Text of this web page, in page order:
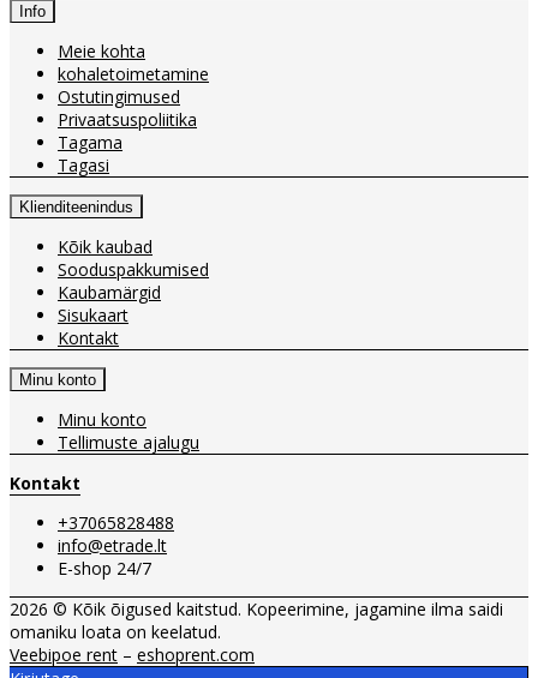
Info
Meie kohta
kohaletoimetamine
Ostutingimused
Privaatsuspoliitika
Tagama
Tagasi
Klienditeenindus
Kõik kaubad
Sooduspakkumised
Kaubamärgid
Sisukaart
Kontakt
Minu konto
Minu konto
Tellimuste ajalugu
Kontakt
+37065828488
info@etrade.lt
E-shop 24/7
2026 © Kõik õigused kaitstud. Kopeerimine, jagamine ilma saidi
omaniku loata on keelatud.
Veebipoe rent – eshoprent.com